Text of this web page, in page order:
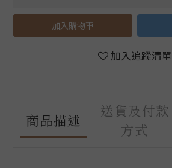
加入購物車
加入追蹤清單
商品描述
送貨及付款
方式